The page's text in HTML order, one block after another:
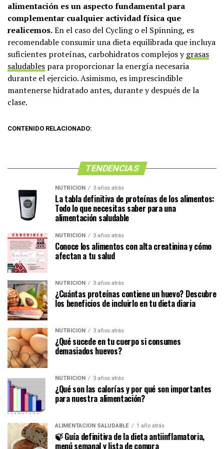
alimentación es un aspecto fundamental para
complementar cualquier actividad física que
realicemos.En el caso del Cycling o el Spinning, es
recomendable consumir una dieta equilibrada que incluya
suficientes proteínas, carbohidratos complejos ygrasas
saludables para proporcionar la energía necesaria
durante el ejercicio. Asimismo, es imprescindible
mantenerse hidratado antes, durante y después de la
clase.
CONTENIDO RELACIONADO:
TENDENCIAS
NUTRICIÓN 3 años atrás
La tabla definitiva de proteínas de los alimentos:
Todo lo que necesitas saber para una
alimentación saludable
NUTRICIÓN 3 años atrás
Conoce los alimentos con alta creatinina y cómo
afectan a tu salud
NUTRICIÓN 3 años atrás
¿Cuántas proteínas contiene un huevo? Descubre
los beneficios de incluirlo en tu dieta diaria
NUTRICIÓN 3 años atrás
¿Qué sucede en tu cuerpo si consumes
demasiados huevos?
NUTRICIÓN 3 años atrás
¿Qué son las calorías y por qué son importantes
para nuestra alimentación?
ALIMENTACIÓN SALUDABLE 1 año atrás
🍃 Guía definitiva de la dieta antiinflamatoria,
menú semanal y lista de compra